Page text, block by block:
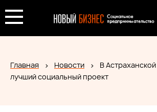
Главная Новости
В
лучший социальный проект